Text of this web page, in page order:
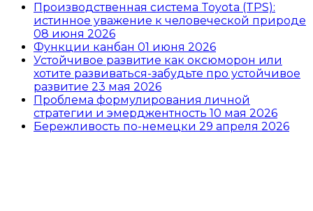
Производственная система Toyota (TPS):
истинное уважение к человеческой природе
08 июня 2026
Функции канбан 01 июня 2026
Устойчивое развитие как оксюморон или
хотите развиваться-забудьте про устойчивое
развитие 23 мая 2026
Проблема формулирования личной
стратегии и эмерджентность 10 мая 2026
Бережливость по-немецки 29 апреля 2026